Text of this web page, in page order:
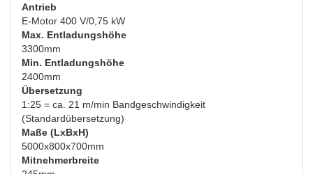
Antrieb
E-Motor 400 V/0,75 kW
Max. Entladungshöhe
3300mm
Min. Entladungshöhe
2400mm
Übersetzung
1:25 = ca. 21 m/min Bandgeschwindigkeit
(Standardübersetzung)
Maße (LxBxH)
5000x800x700mm
Mitnehmerbreite